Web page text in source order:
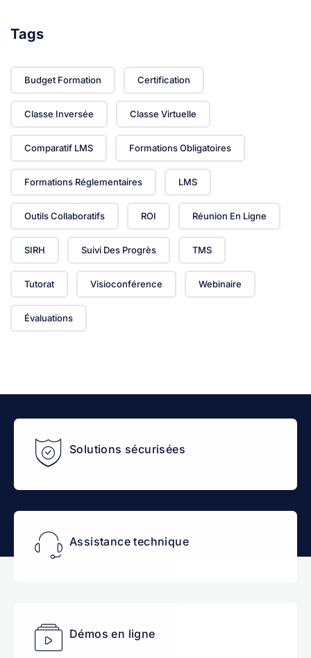
Tags
Budget Formation Certification
Classe Inversée Classe Virtuelle
Comparatif LMS Formations Obligatoires
Formations Réglementaires LMS
Outils Collaboratifs ROI Réunion En Ligne
SIRH Suivi Des Progrès TMS
Tutorat Visioconférence Webinaire
Évaluations
Solutions sécurisées
Assistance technique
Démos en ligne